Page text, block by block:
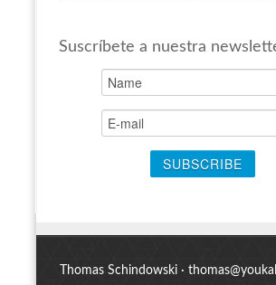
Suscríbete a nuestra
Thomas Schindowski ·